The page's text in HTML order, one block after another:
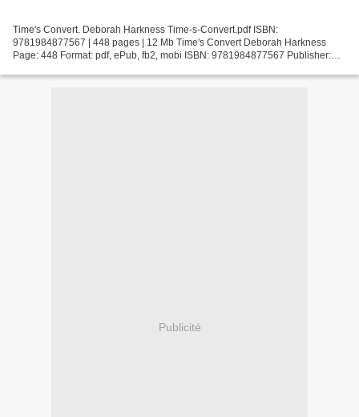
Time's Convert. Deborah Harkness Time-s-Convert.pdf ISBN:
9781984877567 | 448 pages | 12 Mb Time's Convert Deborah Harkness
Page: 448 Format: pdf, ePub, fb2, mobi ISBN: 9781984877567 Publisher:
Publicité